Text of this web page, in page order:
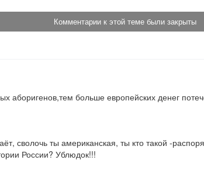
Комментарии к этой теме были закрыты
больше европейских денег
сволочь ты американская, ты кто такой -
России? Ублюдок!!!